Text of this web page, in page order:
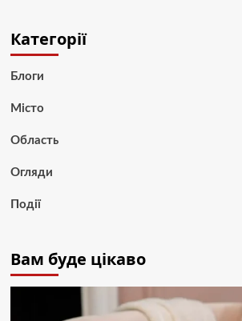
Категорії
Блоги
Місто
Область
Огляди
Події
Вам буде цікаво